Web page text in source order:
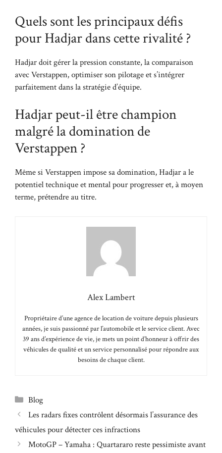
Quels sont les principaux défis
pour Hadjar dans cette rivalité ?
Hadjar doit gérer la pression constante, la comparaison
avec Verstappen, optimiser son pilotage et s’intégrer
parfaitement dans la stratégie d’équipe.
Hadjar peut-il être champion
malgré la domination de
Verstappen ?
Même si Verstappen impose sa domination, Hadjar a le
potentiel technique et mental pour progresser et, à moyen
terme, prétendre au titre.
Alex Lambert
Propriétaire d’une agence de location de voiture depuis plusieurs
années, je suis passionné par l’automobile et le service client. Avec
39 ans d’expérience de vie, je mets un point d’honneur à offrir des
véhicules de qualité et un service personnalisé pour répondre aux
besoins de chaque client.
Catégories
Blog
Les radars fixes contrôlent désormais l’assurance des
véhicules pour détecter ces infractions
MotoGP – Yamaha : Quartararo reste pessimiste avant